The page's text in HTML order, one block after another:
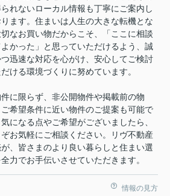
れないローカル情報も丁寧にご案内し
ます。住まいは人生の大きな転機とな
なお買い物だからこそ、「ここに相談
よかった」と思っていただけるよう、誠
迅速な対応を心がけ、安心してご検討
ける環境づくりに努めています。
に限らず、非公開物件や掲載前の物
希望条件に近い物件のご提案も可能で
になる点やご希望がございましたら、
ぞお気軽にご相談ください。リヴ不動産
、皆さまのより良い暮らしと住まい選
力でお手伝いさせていただきます。
情報の見方